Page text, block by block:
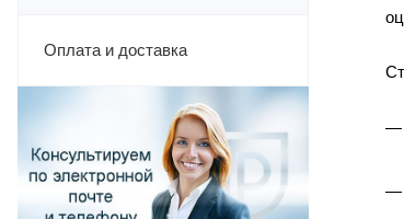
Оплата и доставка